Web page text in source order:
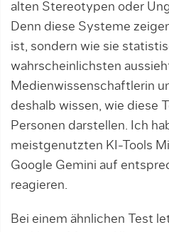
alten Stereotypen oder
Denn diese Systeme
ist, sondern wie sie
wahrscheinlichsten
Medienwissenschaftlerin
deshalb wissen, wie diese
Personen darstellen. Ich
meistgenutzten KI-Tools
Google Gemini auf
reagieren.
Bei einem ähnlichen Test